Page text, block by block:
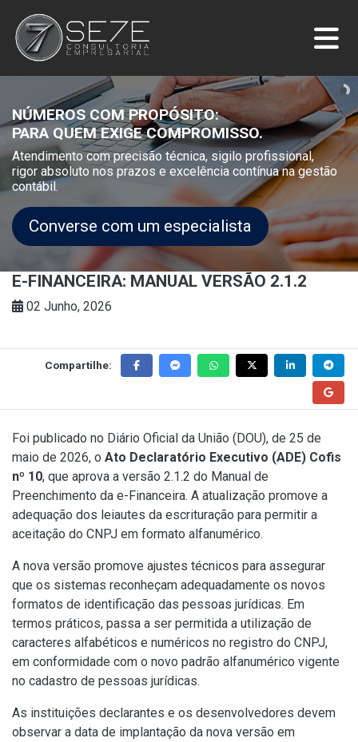
NÚMEROS COM PROPÓSITO:
PARA QUEM EXIGE COMPROMISSO.
Atendimento com precisão técnica, sigilo profissional,
rigor absoluto nos prazos e excelência contínua na gestão
contábil.
Converse com um especialista
E-FINANCEIRA: MANUAL VERSÃO 2.1.2
02 Junho, 2026
Compartilhe:
Foi publicado no Diário Oficial da União (DOU), de 25 de
maio de 2026, o Ato Declaratório Executivo (ADE) Cofis
nº 10, que aprova a versão 2.1.2 do Manual de
Preenchimento da e-Financeira. A atualização promove a
adequação dos leiautes da escrituração para permitir a
aceitação do CNPJ em formato alfanumérico.
A nova versão promove ajustes técnicos para assegurar
que os sistemas reconheçam adequadamente os novos
formatos de identificação das pessoas jurídicas. Em
termos práticos, passa a ser permitida a utilização de
caracteres alfabéticos e numéricos no registro do CNPJ,
em conformidade com o novo padrão alfanumérico vigente
no cadastro de pessoas jurídicas.
As instituições declarantes e os desenvolvedores devem
observar a data de implantação da nova versão em